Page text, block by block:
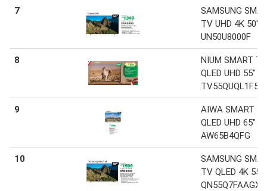
7
SAMSUNG
TV UHD 4K 50"
UN50U8000F
8
NIUM SMART TV
QLED UHD 55"
9
AIWA SMART
QLED UHD 65"
AW65B4QFG
10
SAMSUNG
TV QLED 4K 55"